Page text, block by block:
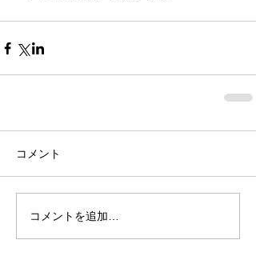
コメント
コメントを追加…